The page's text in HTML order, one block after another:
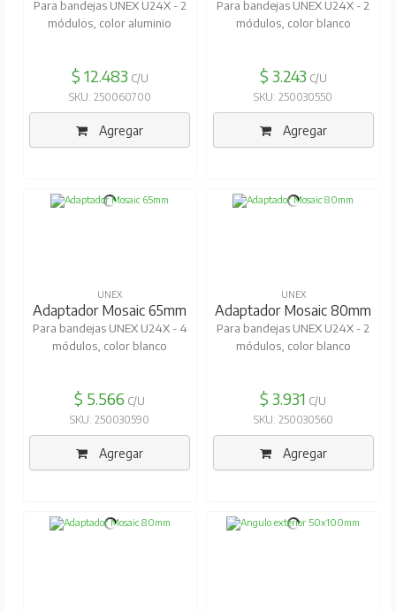
Para bandejas UNEX U24X - 2
módulos, color aluminio
$ 12.483 C/U
SKU: 250060700
Agregar
Para bandejas UNEX U24X - 2
módulos, color blanco
$ 3.243 C/U
SKU: 250030550
Agregar
UNEX
Adaptador Mosaic 65mm
Para bandejas UNEX U24X - 4
módulos, color blanco
$ 5.566 C/U
SKU: 250030590
Agregar
UNEX
Adaptador Mosaic 80mm
Para bandejas UNEX U24X - 2
módulos, color blanco
$ 3.931 C/U
SKU: 250030560
Agregar